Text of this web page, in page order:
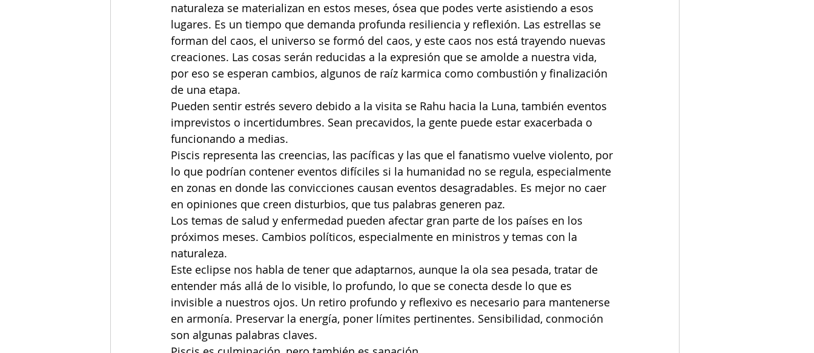
naturaleza se materializan en estos meses, ósea que podes verte asistiendo a esos
lugares. Es un tiempo que demanda profunda resiliencia y reflexión. Las estrellas se
forman del caos, el universo se formó del caos, y este caos nos está trayendo nuevas
creaciones. Las cosas serán reducidas a la expresión que se amolde a nuestra vida,
por eso se esperan cambios, algunos de raíz karmica como combustión y finalización
de una etapa.
Pueden sentir estrés severo debido a la visita se Rahu hacia la Luna, también eventos
imprevistos o incertidumbres. Sean precavidos, la gente puede estar exacerbada o
funcionando a medias.
Piscis representa las creencias, las pacíficas y las que el fanatismo vuelve violento, por
lo que podrían contener eventos difíciles si la humanidad no se regula, especialmente
en zonas en donde las convicciones causan eventos desagradables. Es mejor no caer
en opiniones que creen disturbios, que tus palabras generen paz.
Los temas de salud y enfermedad pueden afectar gran parte de los países en los
próximos meses. Cambios políticos, especialmente en ministros y temas con la
naturaleza.
Este eclipse nos habla de tener que adaptarnos, aunque la ola sea pesada, tratar de
entender más allá de lo visible, lo profundo, lo que se conecta desde lo que es
invisible a nuestros ojos. Un retiro profundo y reflexivo es necesario para mantenerse
en armonía. Preservar la energía, poner límites pertinentes. Sensibilidad, conmoción
son algunas palabras claves.